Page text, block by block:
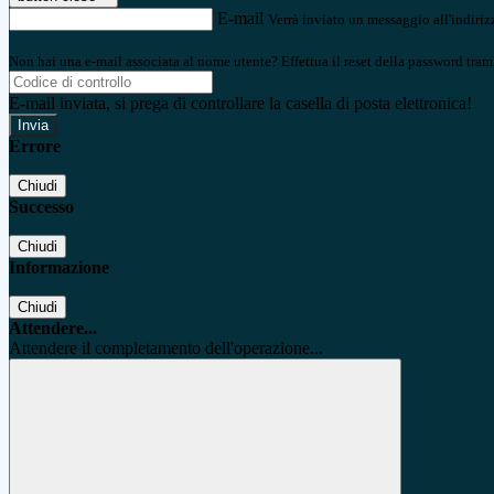
E-mail Verrà inviato un messaggio
Non hai una e-mail associata al nome utente? Effettua il reset della password
E-mail inviata, si prega di controllare la casella di posta elettronica!
Errore
Chiudi
Successo
Chiudi
Informazione
Chiudi
Attendere...
Attendere il completamento dell'operazione...